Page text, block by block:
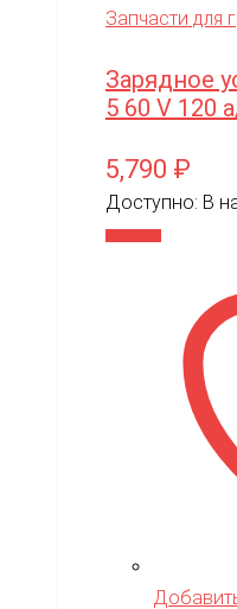
Запчасти для
Зарядное
5 60 V 120
5,790 ₽
Доступно: В